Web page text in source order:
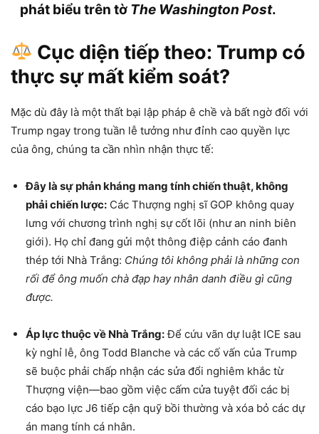
phát biểu trên tờ The Washington Post.
Cục diện tiếp theo: Trump có
thực sự mất kiểm soát?
Mặc dù đây là một thất bại lập pháp ê chề và bất ngờ đối với
Trump ngay trong tuần lễ tưởng như đỉnh cao quyền lực
của ông, chúng ta cần nhìn nhận thực tế:
Đây là sự phản kháng mang tính chiến thuật, không
phải chiến lược: Các Thượng nghị sĩ GOP không quay
lưng với chương trình nghị sự cốt lõi (như an ninh biên
giới). Họ chỉ đang gửi một thông điệp cảnh cáo đanh
thép tới Nhà Trắng: Chúng tôi không phải là những con
rối để ông muốn chà đạp hay nhân danh điều gì cũng
được.
Áp lực thuộc về Nhà Trắng:Để cứu vãn dự luật ICE sau
kỳ nghỉ lễ, ông Todd Blanche và các cố vấn của Trump
sẽ buộc phải chấp nhận các sửa đổi nghiêm khắc từ
Thượng viện—bao gồm việc cấm cửa tuyệt đối các bị
cáo bạo lực J6 tiếp cận quỹ bồi thường và xóa bỏ các dự
án mang tính cá nhân.